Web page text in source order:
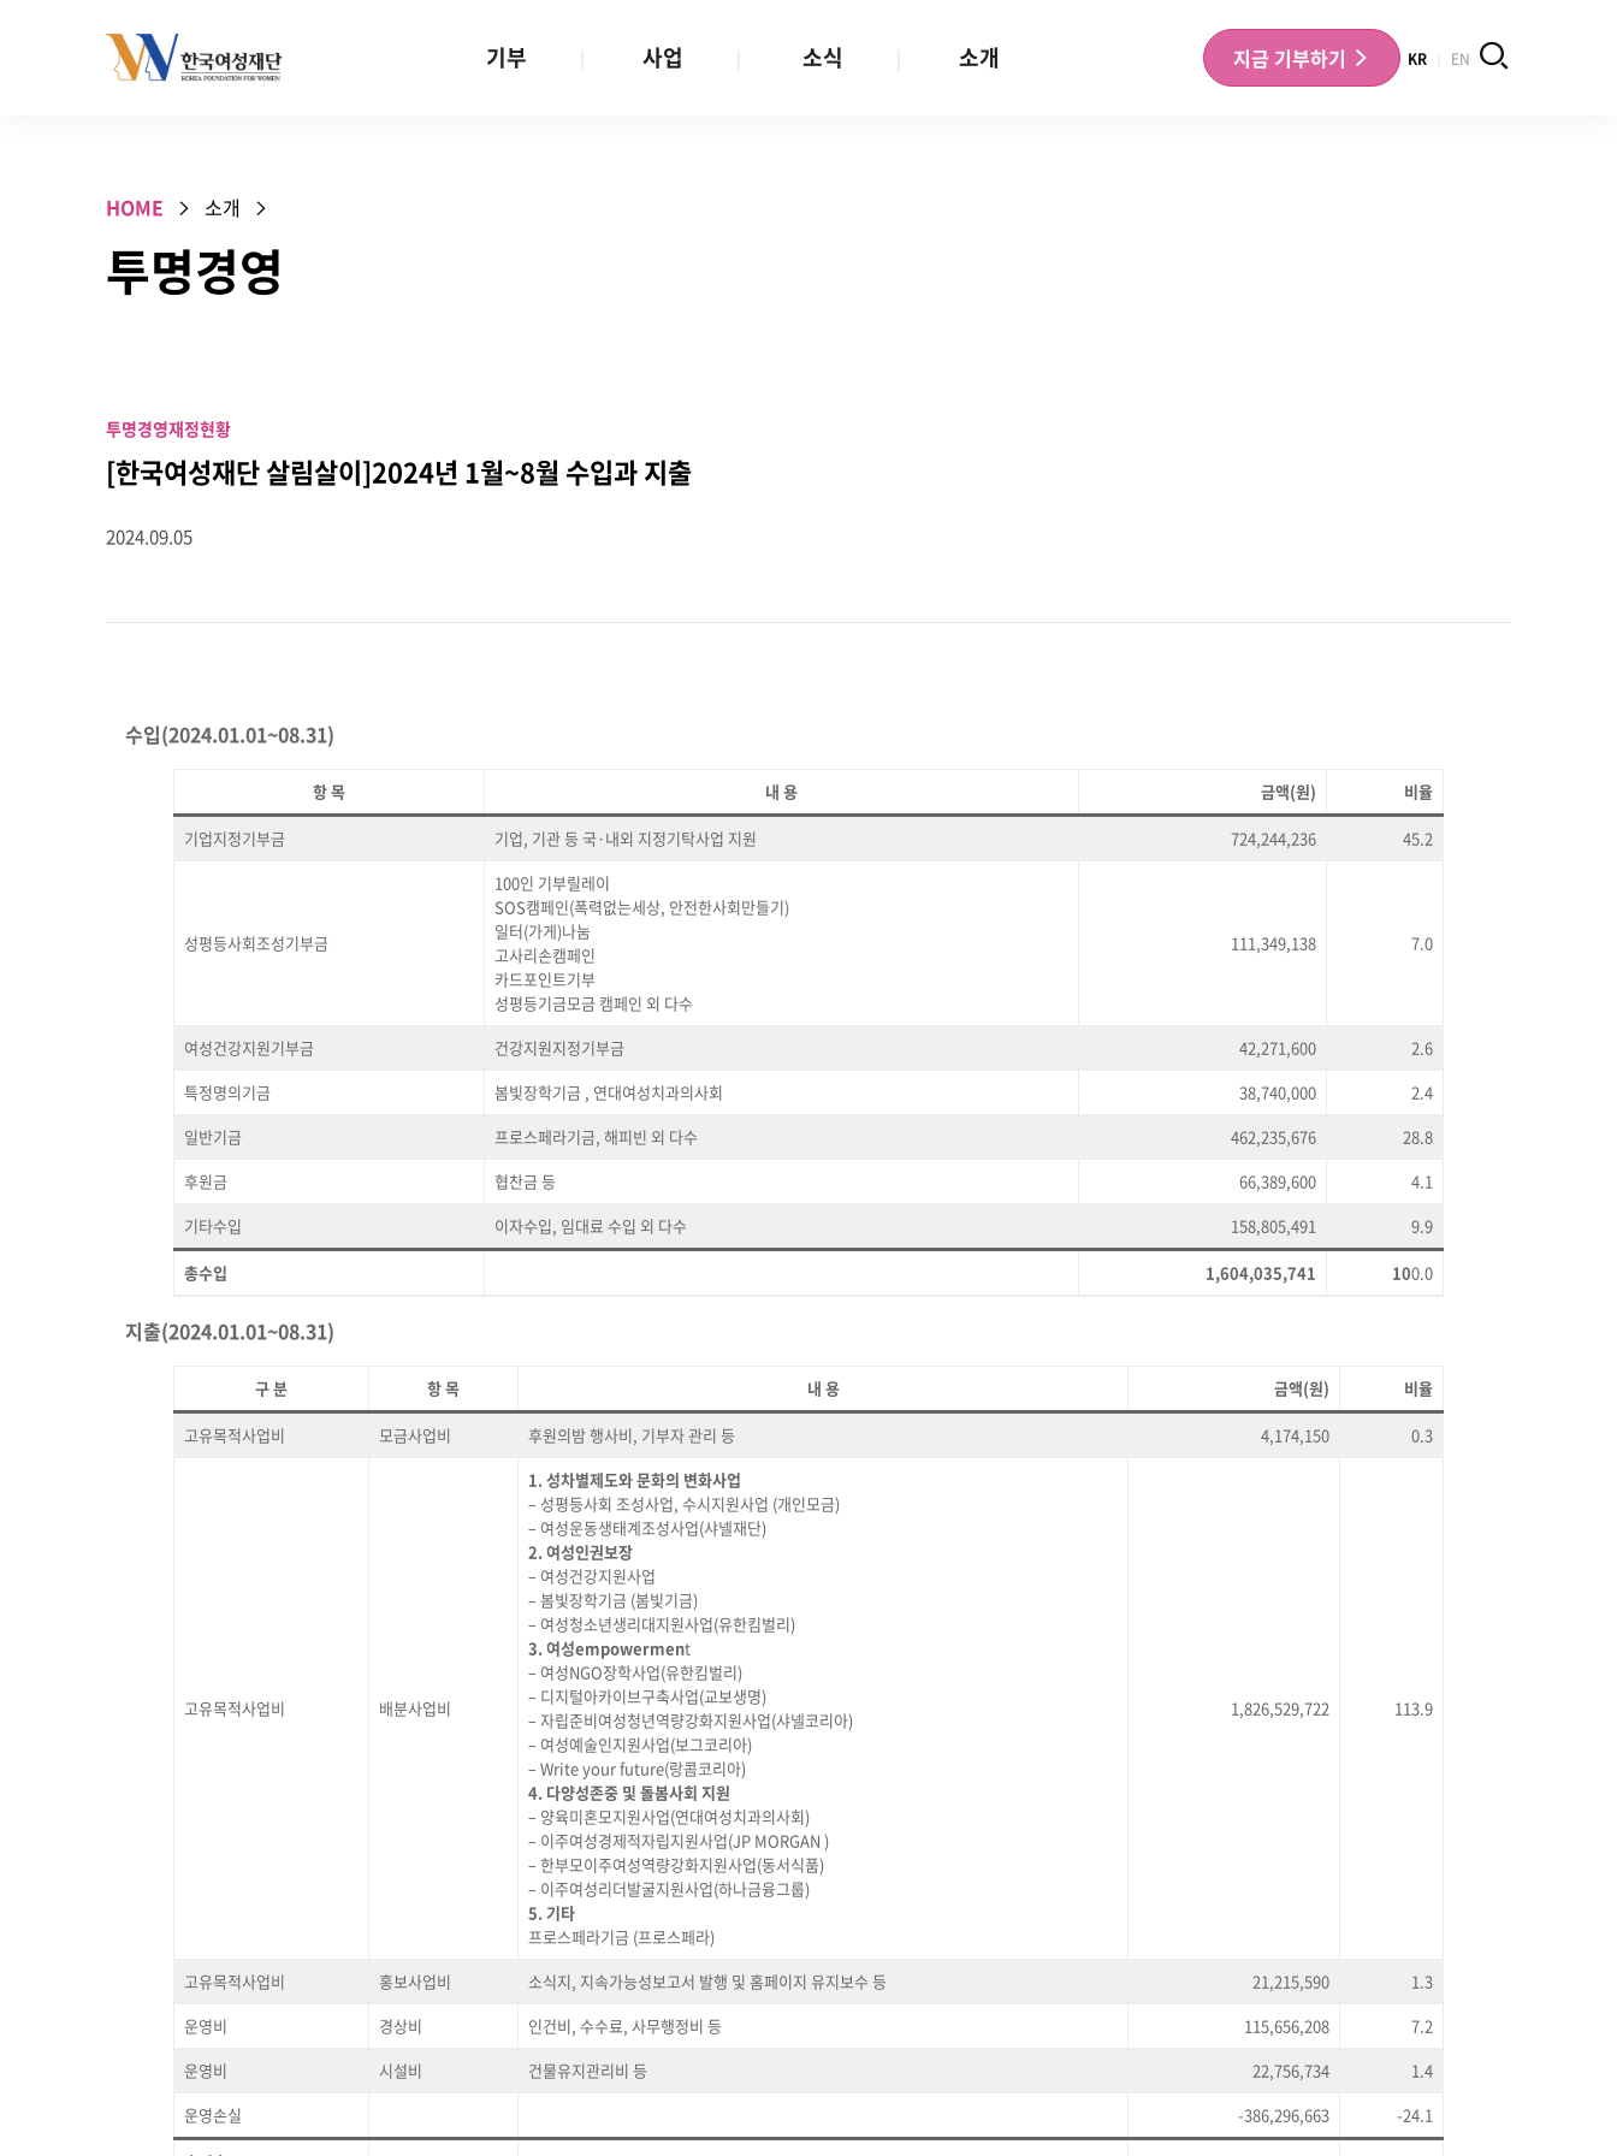
기부 사업 소식 소개 지금 기부하기 KR EN
HOME 소개
투명경영
투명경영재정현황
[한국여성재단 살림살이]2024년 1월~8월 수입과 지출
2024.09.05
수입(2024.01.01~08.31)
항 목 내 용 금액(원) 비율
기업지정기부금 기업, 기관 등 국·내외 지정기탁사업 지원 724,244,236 45.2
성평등사회조성기부금
100인 기부릴레이
SOS캠페인(폭력없는세상, 안전한사회만들기)
일터(가게)나눔
고사리손캠페인
카드포인트기부
성평등기금모금 캠페인 외 다수
111,349,138 7.0
여성건강지원기부금 건강지원지정기부금 42,271,600
2.6
특정명의기금
봄빛장학기금 , 연대여성치과의사회 38,740,000
2.4
일반기금
프로스페라기금, 해피빈 외 다수 462,235,676
28.8
후원금
협찬금 등 66,389,600
4.1
기타수입
이자수입, 임대료 수입 외 다수 158,805,491 9.9
총수입 1,604,035,741 100.0
지출(2024.01.01~08.31)
구 분 항 목 내 용 금액(원) 비율
고유목적사업비 모금사업비 후원의밤 행사비, 기부자 관리 등 4,174,150 0.3
고유목적사업비 배분사업비
1. 성차별제도와 문화의 변화사업
– 성평등사회 조성사업, 수시지원사업 (개인모금)
– 여성운동생태계조성사업(샤넬재단)
2. 여성인권보장
– 여성건강지원사업
– 봄빛장학기금 (봄빛기금)
– 여성청소년생리대지원사업(유한킴벌리)
3. 여성empowerment
– 여성NGO장학사업(유한킴벌리)
– 디지털아카이브구축사업(교보생명)
– 자립준비여성청년역량강화지원사업(샤넬코리아)
– 여성예술인지원사업(보그코리아)
– Write your future(랑콤코리아)
4. 다양성존중 및 돌봄사회 지원
– 양육미혼모지원사업(연대여성치과의사회)
– 이주여성경제적자립지원사업(JP MORGAN )
– 한부모이주여성역량강화지원사업(동서식품)
– 이주여성리더발굴지원사업(하나금융그룹)
5. 기타
프로스페라기금 (프로스페라)
1,826,529,722 113.9
고유목적사업비 홍보사업비 소식지, 지속가능성보고서 발행 및 홈페이지 유지보수 등 21,215,590
1.3
운영비
경상비 인건비, 수수료, 사무행정비 등 115,656,208
7.2
운영비
시설비 건물유지관리비 등 22,756,734
1.4
운영손실
-386,296,663 -24.1